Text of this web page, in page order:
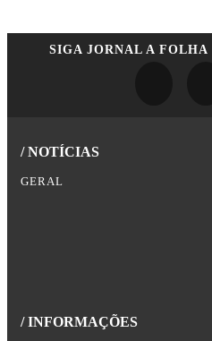
SIGA JORNAL A FOLHA
/ NOTÍCIAS
GERAL
/ INFORMAÇÕES